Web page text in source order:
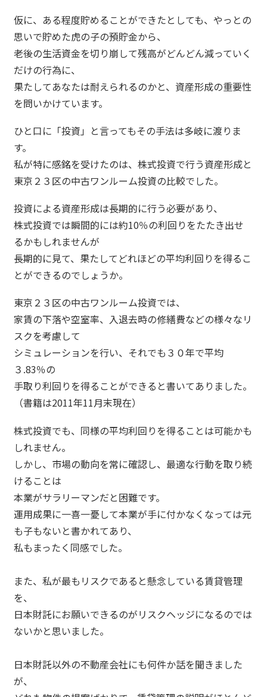
仮に、ある程度貯めることができたとしても、やっとの
思いで貯めた虎の子の預貯金から、
老後の生活資金を切り崩して残高がどんどん減っていく
だけの行為に、
果たしてあなたは耐えられるのかと、資産形成の重要性
を問いかけています。
ひと口に「投資」と言ってもその手法は多岐に渡りま
す。
私が特に感銘を受けたのは、株式投資で行う資産形成と
東京２３区の中古ワンルーム投資の比較でした。
投資による資産形成は長期的に行う必要があり、
株式投資では瞬間的には約10％の利回りをたたき出せ
るかもしれませんが
長期的に見て、果たしてどれほどの平均利回りを得るこ
とができるのでしょうか。
東京２３区の中古ワンルーム投資では、
家賃の下落や空室率、入退去時の修繕費などの様々なリ
スクを考慮して
シミュレーションを行い、それでも３０年で平均
３.83％の
手取り利回りを得ることができると書いてありました。
（書籍は2011年11月末現在）
株式投資でも、同様の平均利回りを得ることは可能かも
しれません。
しかし、市場の動向を常に確認し、最適な行動を取り続
けることは
本業がサラリーマンだと困難です。
運用成果に一喜一憂して本業が手に付かなくなっては元
も子もないと書かれてあり、
私もまったく同感でした。
また、私が最もリスクであると懸念している賃貸管理
を、
日本財託にお願いできるのがリスクヘッジになるのでは
ないかと思いました。
日本財託以外の不動産会社にも何件か話を聞きました
が、